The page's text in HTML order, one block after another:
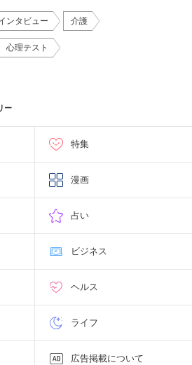
ンタビュー 介護
心理テスト
ー
特集
漫画
占い
ビジネス
ヘルス
ライフ
広告掲載について